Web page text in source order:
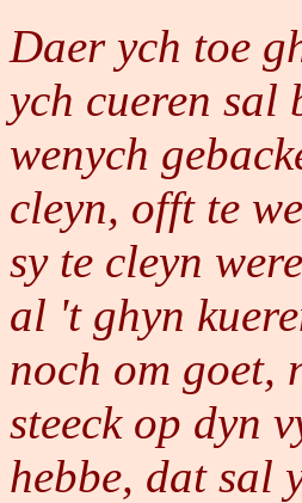
Daer ych toe
ych cueren sal
wenych
cleyn, offt te
sy te cleyn
al 't ghyn
noch om goet,
steeck op dyn
hebbe, dat sal